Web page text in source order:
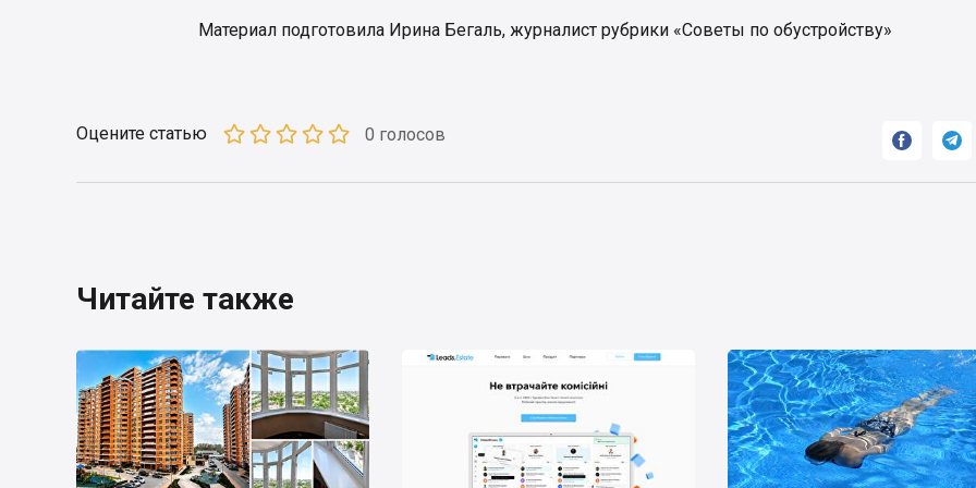
Материал подготовила Ирина Бегаль, журналист рубрики «Советы по обустройству»
Оцените статью 0 голосов  
Читайте также